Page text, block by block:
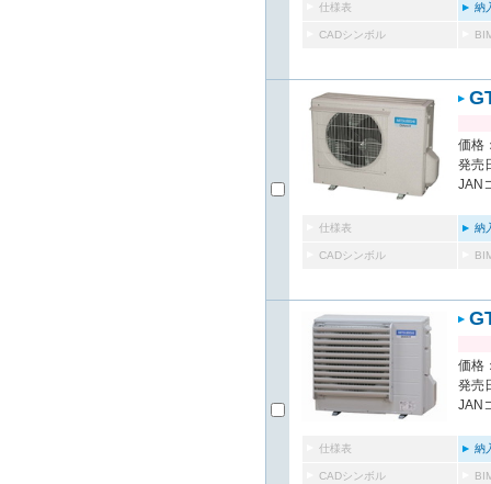
仕様表 納
CADシンボル
価格
発売
JAN
仕様表 納
CADシンボル
価格
発売
JAN
仕様表 納
CADシンボル